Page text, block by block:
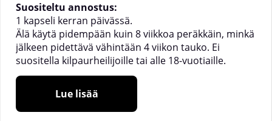
Suositeltu annostus:
1 kapseli kerran päivässä.
Älä käytä pidempään kuin 8 viikkoa peräkkäin, minkä
jälkeen pidettävä vähintään 4 viikon tauko. Ei
suositella kilpaurheilijoille tai alle 18-vuotiaille.
Annoskoko: 1 kapseli per annos
Kapseleita purkissa: 40 tai 90
Lue lisää